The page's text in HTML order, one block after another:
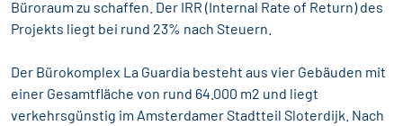
Büroraum zu schaffen. Der IRR (Internal Rate of Return) des
Projekts liegt bei rund 23% nach Steuern.
Der Bürokomplex La Guardia besteht aus vier Gebäuden mit
einer Gesamtfläche von rund 64.000 m2 und liegt
verkehrsgünstig im Amsterdamer Stadtteil Sloterdijk. Nach